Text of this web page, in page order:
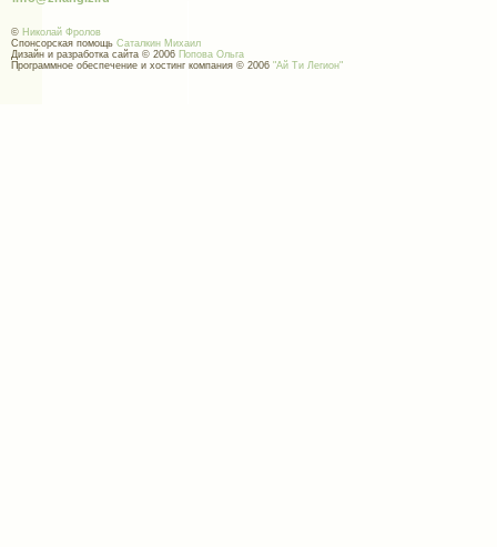
© Николай Фролов
Спонсорская помощь Саталкин Михаил
Дизайн и разработка сайта © 2006 Попова Ольга
Программное обеспечение и хостинг компания © 2006 "Ай Ти Легион"